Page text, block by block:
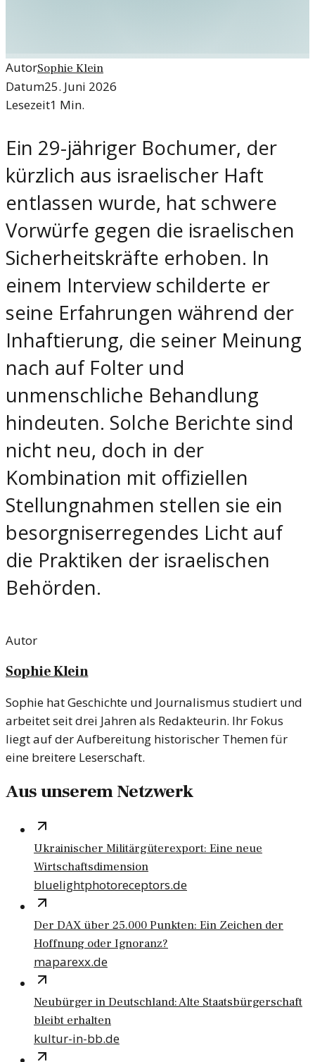
AutorSophie Klein
Datum25. Juni 2026
Lesezeit1 Min.
Ein 29-jähriger Bochumer, der
kürzlich aus israelischer Haft
entlassen wurde, hat schwere
Vorwürfe gegen die israelischen
Sicherheitskräfte erhoben. In
einem Interview schilderte er
seine Erfahrungen während der
Inhaftierung, die seiner Meinung
nach auf Folter und
unmenschliche Behandlung
hindeuten. Solche Berichte sind
nicht neu, doch in der
Kombination mit offiziellen
Stellungnahmen stellen sie ein
besorgniserregendes Licht auf
die Praktiken der israelischen
Behörden.
Autor
Sophie Klein
Sophie hat Geschichte und Journalismus studiert und
arbeitet seit drei Jahren als Redakteurin. Ihr Fokus
liegt auf der Aufbereitung historischer Themen für
eine breitere Leserschaft.
Aus unserem Netzwerk
Ukrainischer Militärgüterexport: Eine neue
Wirtschaftsdimension
bluelightphotoreceptors.de
Der DAX über 25.000 Punkten: Ein Zeichen der
Hoffnung oder Ignoranz?
maparexx.de
Neubürger in Deutschland: Alte Staatsbürgerschaft
bleibt erhalten
kultur-in-bb.de